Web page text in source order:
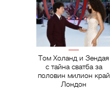
Том Холанд и Зендая
с тайна сватба за
половин милион край
Лондон